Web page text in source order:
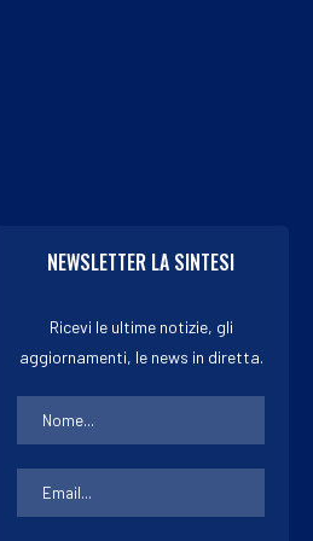
NEWSLETTER LA SINTESI
Ricevi le ultime notizie, gli
aggiornamenti, le news in diretta.